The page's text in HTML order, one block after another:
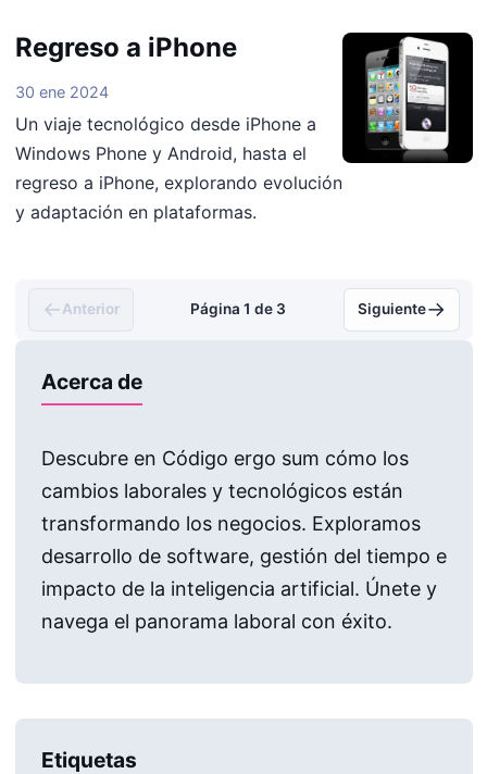
Regreso a iPhone
30 ene 2024
Un viaje tecnológico desde iPhone a
Windows Phone y Android, hasta el
regreso a iPhone, explorando evolución
y adaptación en plataformas.
←Anterior Página 1 de 3 Siguiente→
Acerca de
Descubre en Código ergo sum cómo los
cambios laborales y tecnológicos están
transformando los negocios. Exploramos
desarrollo de software, gestión del tiempo e
impacto de la inteligencia artificial. Únete y
navega el panorama laboral con éxito.
Etiquetas